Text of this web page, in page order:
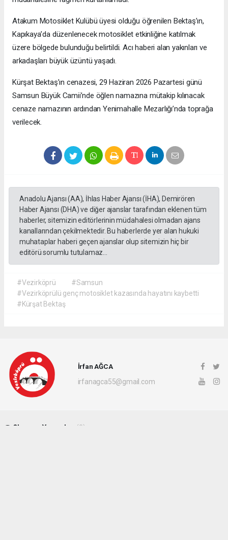
Atakum Motosiklet Kulübü üyesi olduğu öğrenilen Bektaş’ın,
Kapıkaya’da düzenlenecek motosiklet etkinliğine katılmak
üzere bölgede bulunduğu belirtildi. Acı haberi alan yakınları ve
arkadaşları büyük üzüntü yaşadı.
Kürşat Bektaş’ın cenazesi, 29 Haziran 2026 Pazartesi günü
Samsun Büyük Camii’nde öğlen namazına mütakip kılınacak
cenaze namazının ardından Yenimahalle Mezarlığı’nda toprağa
verilecek.
Anadolu Ajansı (AA), İhlas Haber Ajansı (İHA), Demirören
Haber Ajansı (DHA) ve diğer ajanslar tarafından eklenen tüm
haberler, sitemizin editörlerinin müdahalesi olmadan ajans
kanallarından çekilmektedir. Bu haberlerde yer alan hukuki
muhataplar haberi geçen ajanslar olup sitemizin hiç bir
editörü sorumlu tutulamaz...
#Vezirköprü
#Samsun
#Vezirköprülü genç motosiklet kazasında hayatını kaybetti
#Kürşat Bektaş
İrfan AĞCA
irfanagca55@gmail.com
Okuyucu Yorumları (0)